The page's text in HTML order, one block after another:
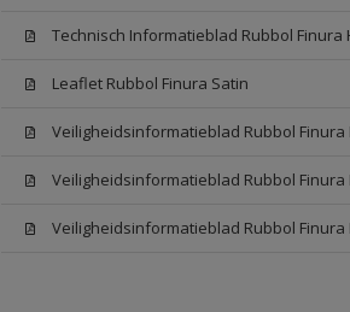
Technisch Informatieblad Rubbol Finura
Leaflet Rubbol Finura Satin
Veiligheidsinformatieblad Rubbol Finura
Veiligheidsinformatieblad Rubbol Finura
Veiligheidsinformatieblad Rubbol Finura